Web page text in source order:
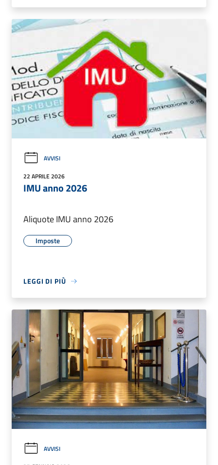
AVVISI
22 APRILE 2026
IMU anno 2026
Aliquote IMU anno 2026
Imposte
LEGGI DI PIÙ
AVVISI